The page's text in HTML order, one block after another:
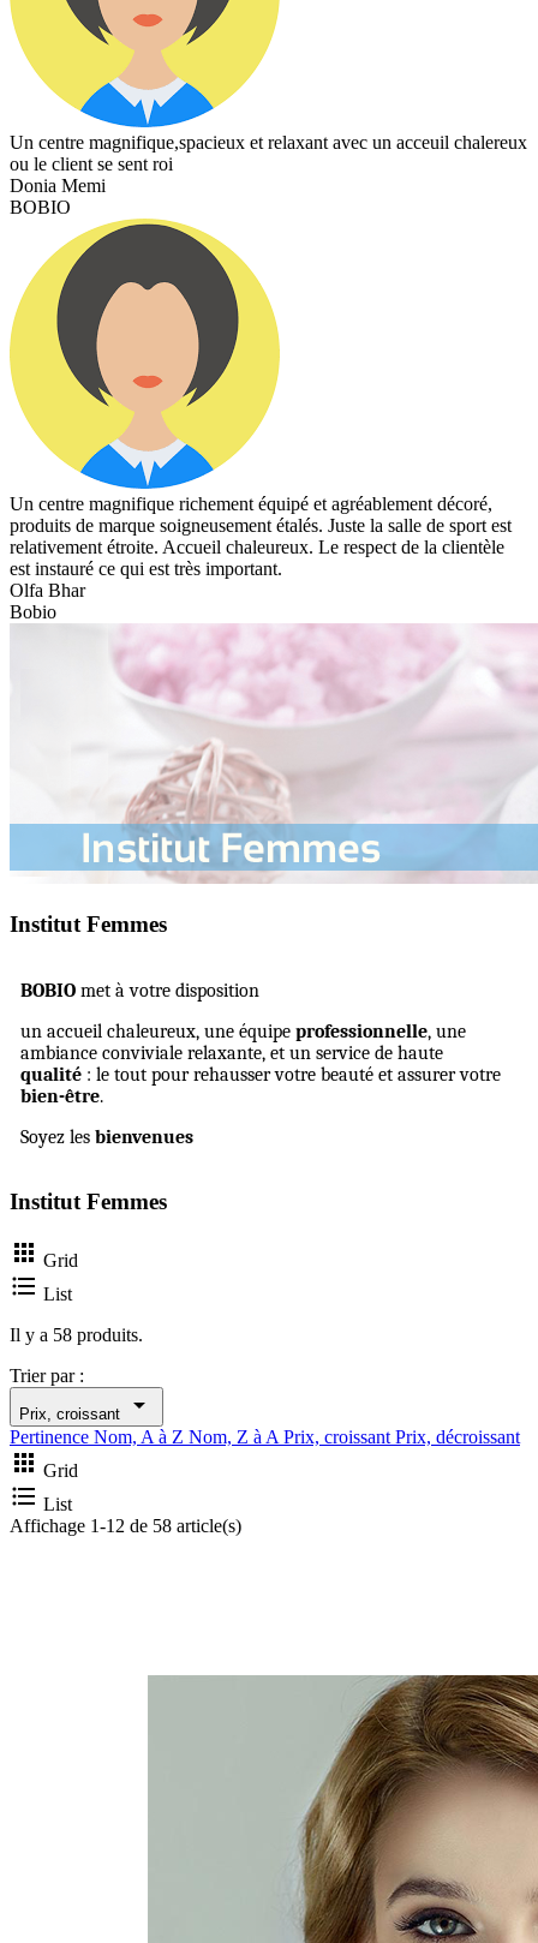
Un centre magnifique,spacieux et relaxant avec un acceuil chalereux
ou le client se sent roi
Donia Memi
BOBIO
Un centre magnifique richement équipé et agréablement décoré,
produits de marque soigneusement étalés. Juste la salle de sport est
relativement étroite. Accueil chaleureux. Le respect de la clientèle
est instauré ce qui est très important.
Olfa Bhar
Bobio
Institut Femmes
BOBIO met à votre disposition
un accueil chaleureux, une équipeprofessionnelle, une
ambiance conviviale relaxante, et un service de haute
qualité : le tout pour rehausser votre beauté et assurer votre
bien-être.
Soyez lesbienvenues
Institut Femmes
 Grid
 List
Il y a 58 produits.
Trier par :
Prix, croissant 
Pertinence Nom, A à Z Nom, Z à A Prix, croissant Prix, décroissant
 Grid
 List
Affichage 1-12 de 58 article(s)